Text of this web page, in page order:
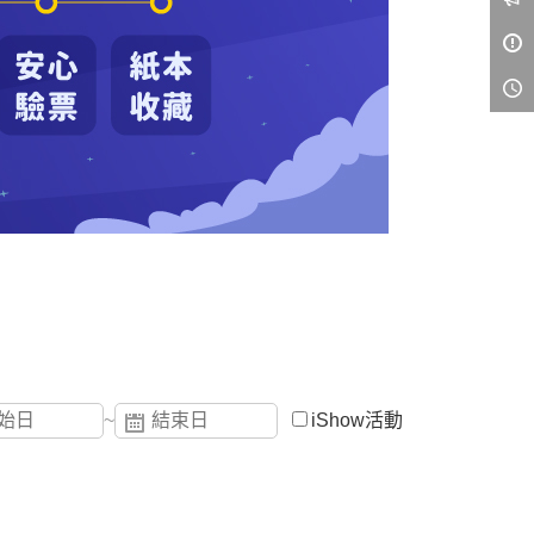
~ iShow活動